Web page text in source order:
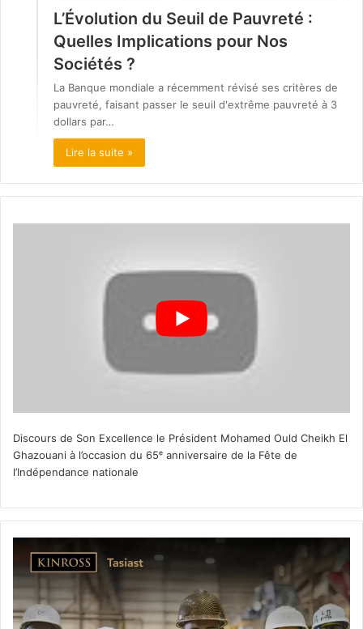
L’Évolution du Seuil de Pauvreté :
Quelles Implications pour Nos
Sociétés ?
La Banque mondiale a récemment révisé ses critères de
pauvreté, faisant passer le seuil d'extrême pauvreté à 3
dollars par…
Lire la suite »
Discours de Son Excellence le Président Mohamed Ould Cheikh El
Ghazouani à l’occasion du 65ᵉ anniversaire de la Fête de
l’Indépendance nationale